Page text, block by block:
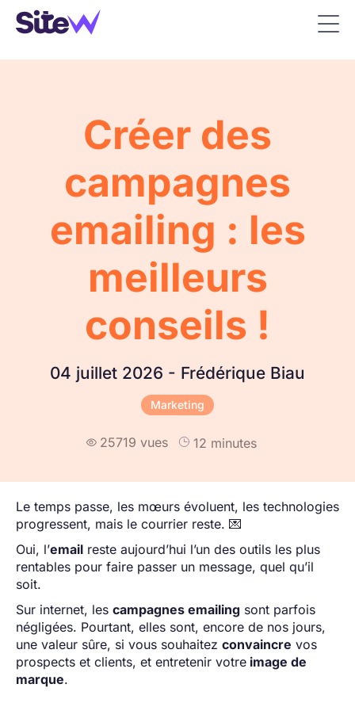
Créer des
campagnes
emailing : les
meilleurs
conseils !
04 juillet 2026 - Frédérique Biau
Marketing
 25719 vues 12 minutes
Le temps passe, les mœurs évoluent, les technologies
progressent, mais le courrier reste. 💌
Oui, l’email reste aujourd’hui l’un des outils les plus
rentables pour faire passer un message, quel qu’il
soit.
Sur internet, les campagnes emailing sont parfois
négligées. Pourtant, elles sont, encore de nos jours,
une valeur sûre, si vous souhaitez convaincre vos
prospects et clients, et entretenir votre image de
marque.